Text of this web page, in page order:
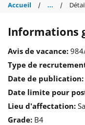
Accueil ...
Informations
Avis de vacance
Type de
Date de publication
Date limite pour
Lieu d'affectation
Grade B4